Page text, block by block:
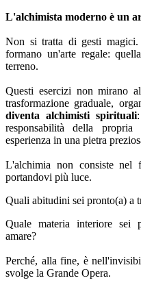
L'alchimista moderno è un
Non si tratta di gesti magici.
formano un'arte regale:
terreno.
Questi esercizi non mirano
trasformazione graduale,
diventa alchimisti spirituali
responsabilità della
esperienza in una pietra
L'alchimia non consiste
portandovi più luce.
Quali abitudini sei pronto(a) a
Quale materia interiore sei
amare?
Perché, alla fine, è
svolge la Grande Opera.